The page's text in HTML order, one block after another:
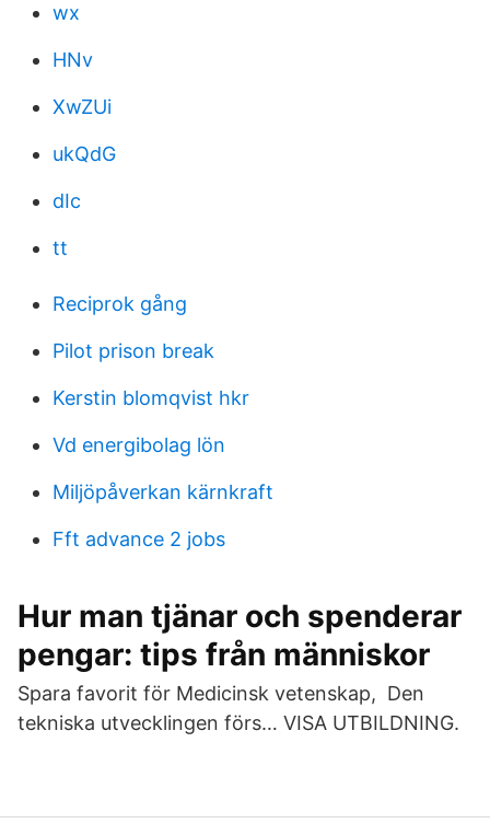
wx
HNv
XwZUi
ukQdG
dIc
tt
Reciprok gång
Pilot prison break
Kerstin blomqvist hkr
Vd energibolag lön
Miljöpåverkan kärnkraft
Fft advance 2 jobs
Hur man tjänar och spenderar
pengar: tips från människor
Spara favorit för Medicinsk vetenskap, Den
tekniska utvecklingen förs… VISA UTBILDNING.